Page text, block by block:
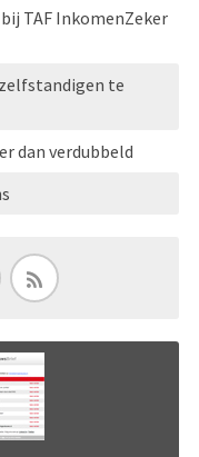
TAF InkomenZeker
te
dan verdubbeld